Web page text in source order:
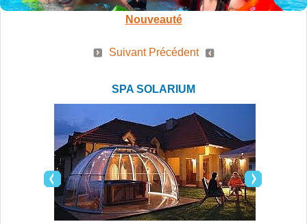
PISCINES
SPAS
SAUNAS
SERVICES
NOS SERVICES
CONSEILS PERRIN
PROMOTIONS
PARTENAIRES
Nouveauté
Suivant Précédent
SPA SOLARIUM